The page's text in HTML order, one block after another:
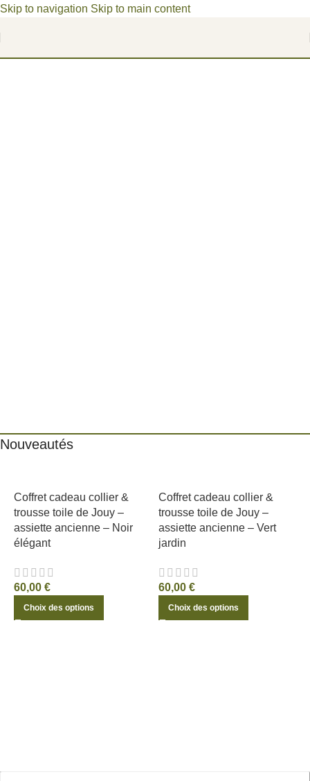
Skip to navigation Skip to main content
Nouveautés
Coffret cadeau collier &
trousse toile de Jouy –
assiette ancienne – Noir
élégant
60,00 €
Choix des options
Coffret cadeau collier &
trousse toile de Jouy –
assiette ancienne – Vert
jardin
60,00 €
Choix des options